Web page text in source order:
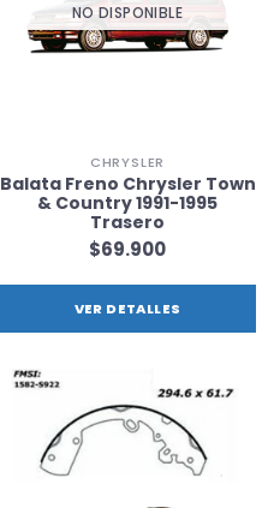
NO DISPONIBLE
CHRYSLER
Balata Freno Chrysler Town
& Country 1991-1995
Trasero
$69.900
VER DETALLES